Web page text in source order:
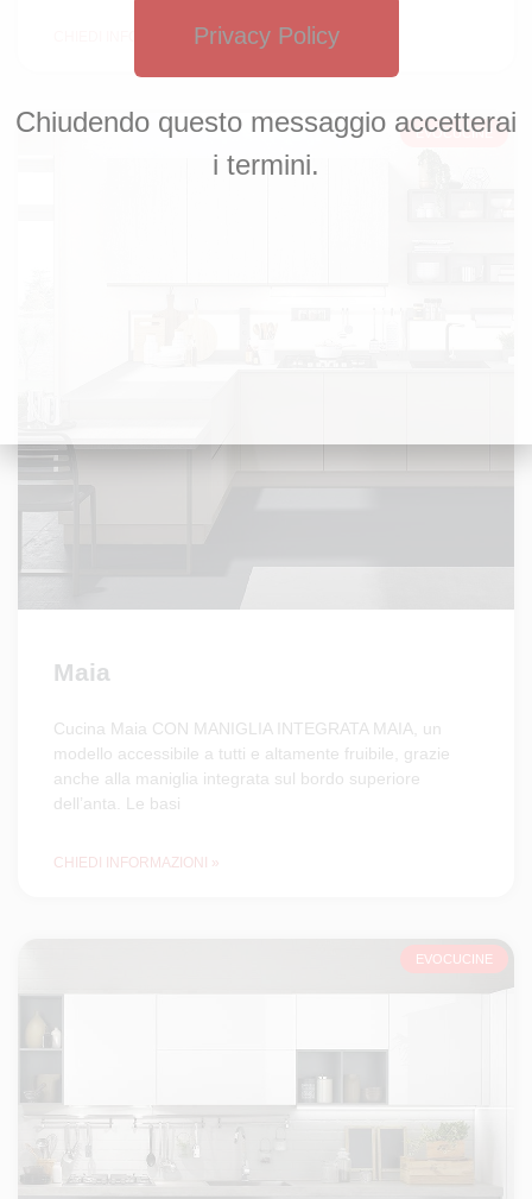
CHIEDI INFORMAZIONI »
EVOCUCINE
Maia
Cucina Maia CON MANIGLIA INTEGRATA MAIA, un
modello accessibile a tutti e altamente fruibile, grazie
anche alla maniglia integrata sul bordo superiore
dell’anta. Le basi
CHIEDI INFORMAZIONI »
EVOCUCINE
Privacy Policy
Chiudendo questo messaggio accetterai
i termini.